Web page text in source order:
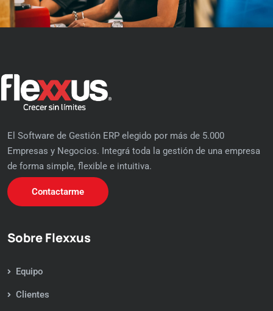
El Software de Gestión ERP elegido por más de 5.000
Empresas y Negocios. Integrá toda la gestión de una empresa
de forma simple, flexible e intuitiva.
Contactarme
Sobre Flexxus
Equipo
Clientes